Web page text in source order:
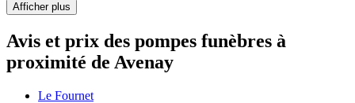
Afficher plus
Avis et prix des pompes funèbres à
proximité de Avenay
Le Fournet